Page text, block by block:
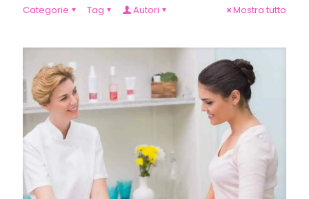
Categorie Tag Autori Mostra tutto